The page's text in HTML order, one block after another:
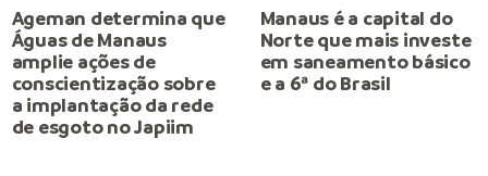
Ageman determina que
Águas de Manaus
amplie ações de
conscientização sobre
a implantação da rede
de esgoto no Japiim
Manaus é a capital do
Norte que mais investe
em saneamento básico
e a 6ª do Brasil